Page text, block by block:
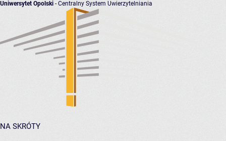
Uniwersytet Opolski - Centralny System Uwierzytelniania
NA SKRÓTY